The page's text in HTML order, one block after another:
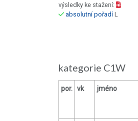
výsledky ke stažení:
absolutní pořadíL
kategorie C1W
por. vk jméno